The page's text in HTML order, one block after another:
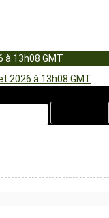
2026 à 13h08 GMT
à 13h08 GMT